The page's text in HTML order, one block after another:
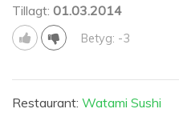
Tillagt: 01.03.2014
Betyg: -3
Restaurant: Watami Sushi